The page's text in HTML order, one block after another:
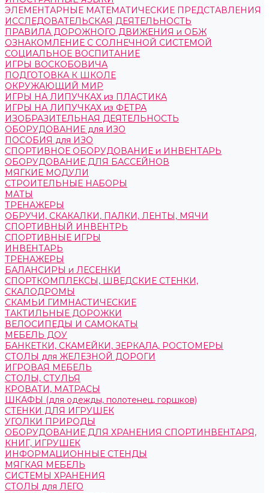
ЭЛЕМЕНТАРНЫЕ МАТЕМАТИЧЕСКИЕ ПРЕДСТАВЛЕНИЯ
ИССЛЕДОВАТЕЛЬСКАЯ ДЕЯТЕЛЬНОСТЬ
ПРАВИЛА ДОРОЖНОГО ДВИЖЕНИЯ и ОБЖ
ОЗНАКОМЛЕНИЕ С СОЛНЕЧНОЙ СИСТЕМОЙ
СОЦИАЛЬНОЕ ВОСПИТАНИЕ
ИГРЫ ВОСКОБОВИЧА
ПОДГОТОВКА К ШКОЛЕ
ОКРУЖАЮЩИЙ МИР
ИГРЫ НА ЛИПУЧКАХ из ПЛАСТИКА
ИГРЫ НА ЛИПУЧКАХ из ФЕТРА
ИЗОБРАЗИТЕЛЬНАЯ ДЕЯТЕЛЬНОСТЬ
ОБОРУДОВАНИЕ для ИЗО
ПОСОБИЯ для ИЗО
СПОРТИВНОЕ ОБОРУДОВАНИЕ и ИНВЕНТАРЬ
ОБОРУДОВАНИЕ ДЛЯ БАССЕЙНОВ
МЯГКИЕ МОДУЛИ
СТРОИТЕЛЬНЫЕ НАБОРЫ
МАТЫ
ТРЕНАЖЕРЫ
ОБРУЧИ, СКАКАЛКИ, ПАЛКИ, ЛЕНТЫ, МЯЧИ
СПОРТИВНЫЙ ИНВЕНТРЬ
СПОРТИВНЫЕ ИГРЫ
ИНВЕНТАРЬ
ТРЕНАЖЕРЫ
БАЛАНСИРЫ и ЛЕСЕНКИ
СПОРТКОМПЛЕКСЫ, ШВЕДСКИЕ СТЕНКИ,
СКАЛОДРОМЫ
СКАМЬИ ГИМНАСТИЧЕСКИЕ
ТАКТИЛЬНЫЕ ДОРОЖКИ
ВЕЛОСИПЕДЫ И САМОКАТЫ
МЕБЕЛЬ ДОУ
БАНКЕТКИ, СКАМЕЙКИ, ЗЕРКАЛА, РОСТОМЕРЫ
СТОЛЫ для ЖЕЛЕЗНОЙ ДОРОГИ
ИГРОВАЯ МЕБЕЛЬ
СТОЛЫ, СТУЛЬЯ
КРОВАТИ, МАТРАСЫ
ШКАФЫ (для одежды, полотенец, горшков)
СТЕНКИ ДЛЯ ИГРУШЕК
УГОЛКИ ПРИРОДЫ
ОБОРУДОВАНИЕ ДЛЯ ХРАНЕНИЯ СПОРТИНВЕНТАРЯ,
КНИГ, ИГРУШЕК
ИНФОРМАЦИОННЫЕ СТЕНДЫ
МЯГКАЯ МЕБЕЛЬ
СИСТЕМЫ ХРАНЕНИЯ
СТОЛЫ для ЛЕГО